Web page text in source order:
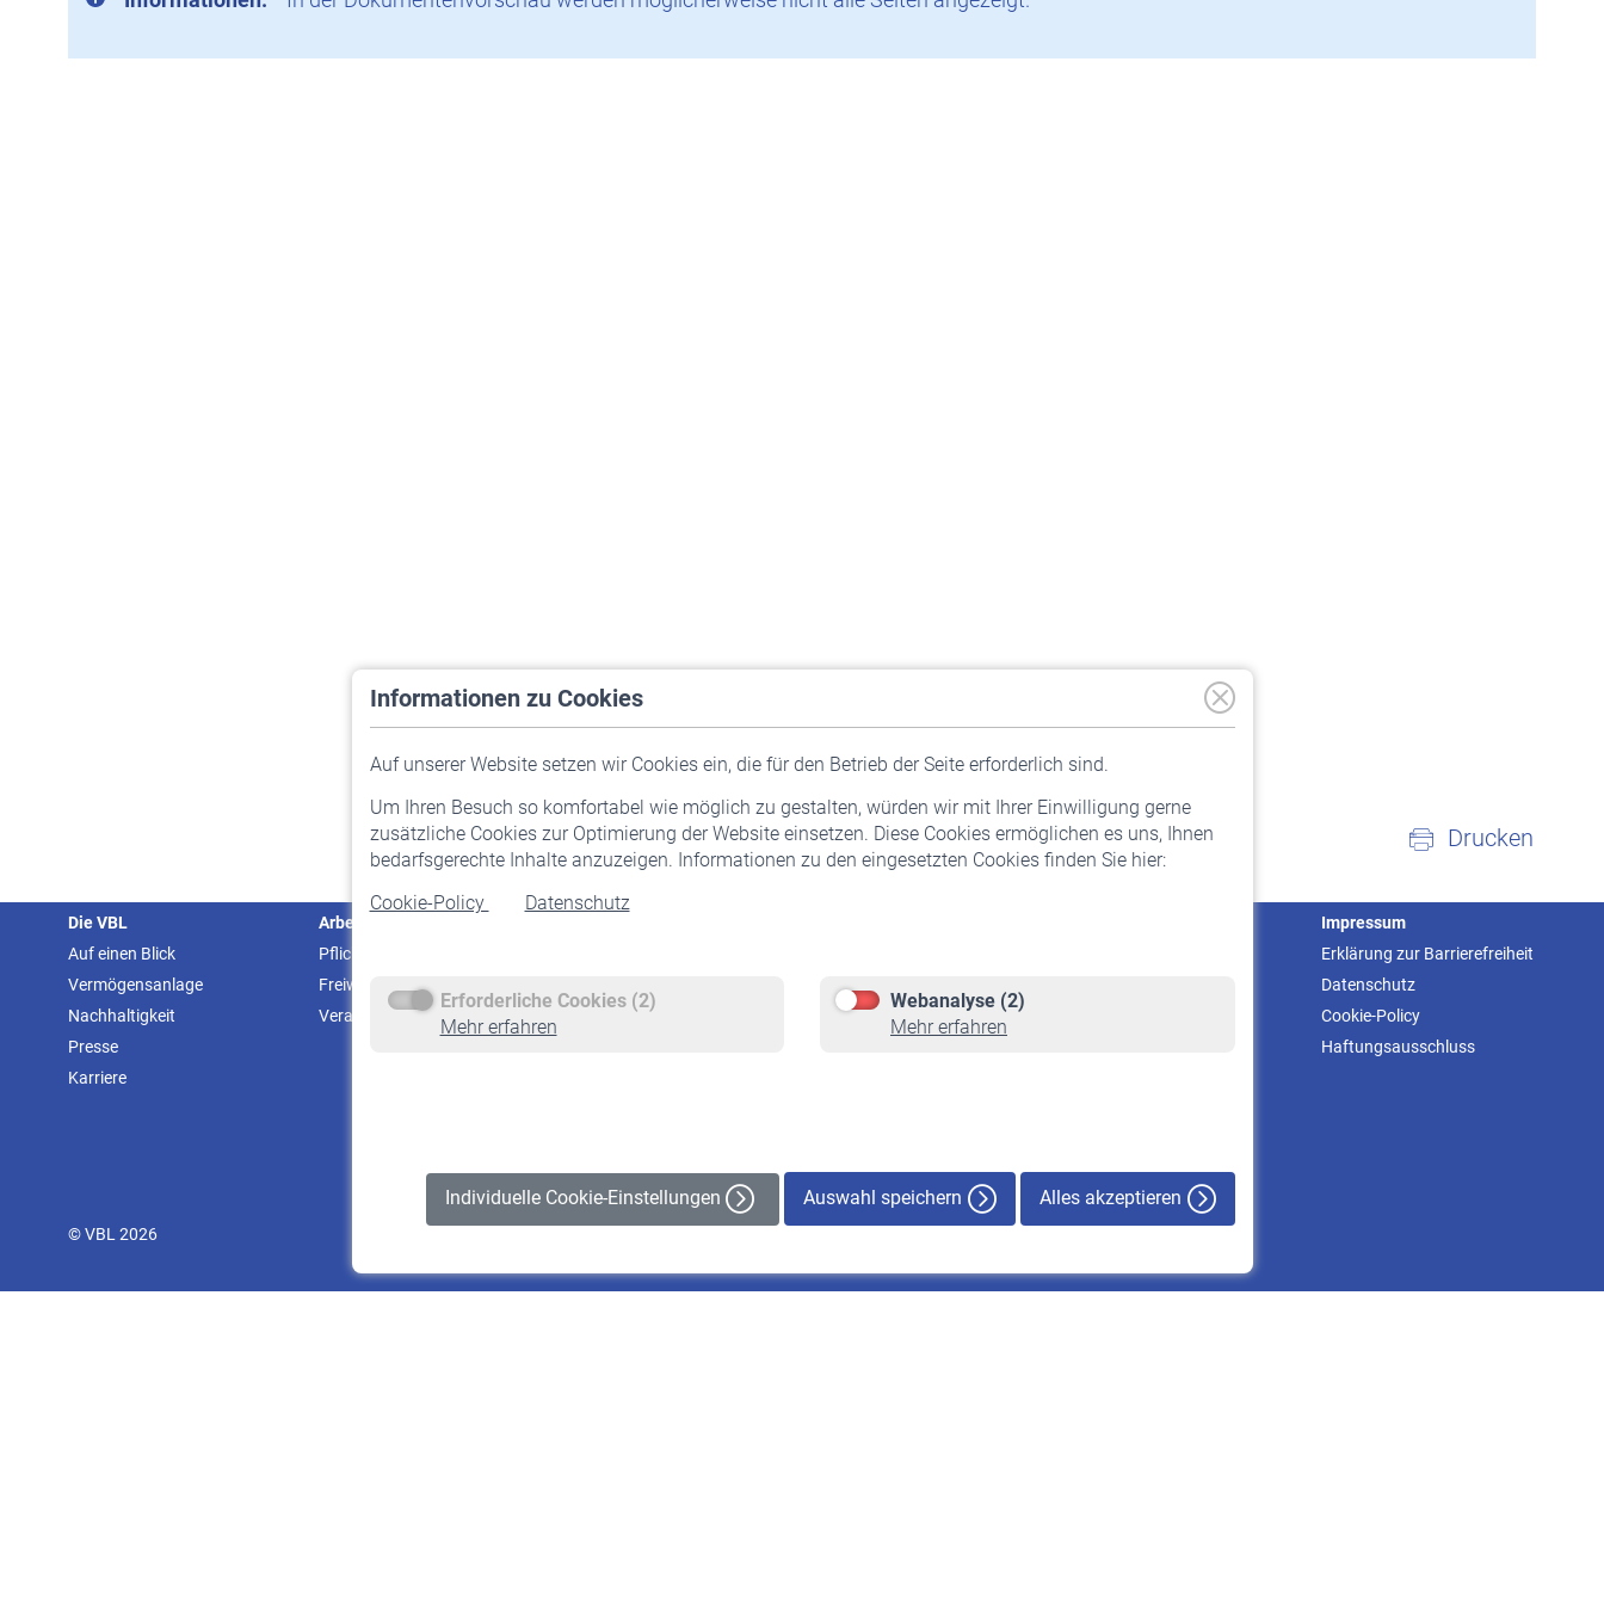
Informationen zu Cookies
Auf unserer Website setzen wir Cookies ein, die für den Betrieb der Seite erforderlich sind.
Um Ihren Besuch so komfortabel wie möglich zu gestalten, würden wir mit Ihrer Einwilligung gerne
zusätzliche Cookies zur Optimierung der Website einsetzen. Diese Cookies ermöglichen es uns, Ihnen
bedarfsgerechte Inhalte anzuzeigen. Informationen zu den eingesetzten Cookies finden Sie hier:
Cookie-Policy
Datenschutz
Erforderliche Cookies (2)
Mehr erfahren
Webanalyse (2)
Mehr erfahren
Individuelle Cookie-Einstellungen Auswahl speichern Alles akzeptieren
Drucken
Die VBL
Auf einen Blick
Vermögensanlage
Nachhaltigkeit
Presse
Karriere
Arbeitgeber
Pflichtversicherung
Freiwillige Versicherung
Veranstaltungen
Staatliche Förderung
Rente beantragen
Rentenauszahlung
Impressum
Erklärung zur Barrierefreiheit
Datenschutz
Cookie-Policy
Haftungsausschluss
© VBL 2026